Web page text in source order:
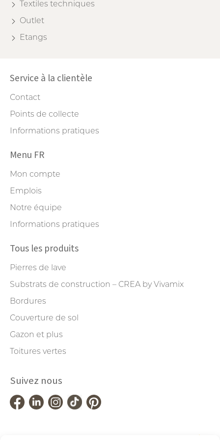
Textiles techniques
Outlet
Etangs
Service à la clientèle
Contact
Points de collecte
Informations pratiques
Menu FR
Mon compte
Emplois
Notre équipe
Informations pratiques
Tous les produits
Pierres de lave
Substrats de construction – CREA by Vivamix
Bordures
Couverture de sol
Gazon et plus
Toitures vertes
Suivez nous